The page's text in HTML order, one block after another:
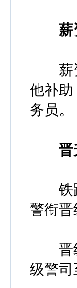
薪资
薪资
他补助
务员。
晋升
铁路
警衔
晋级
级警司